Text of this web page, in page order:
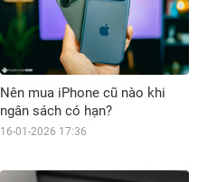
Nên mua iPhone cũ nào khi
ngân sách có hạn?
16-01-2026 17:36